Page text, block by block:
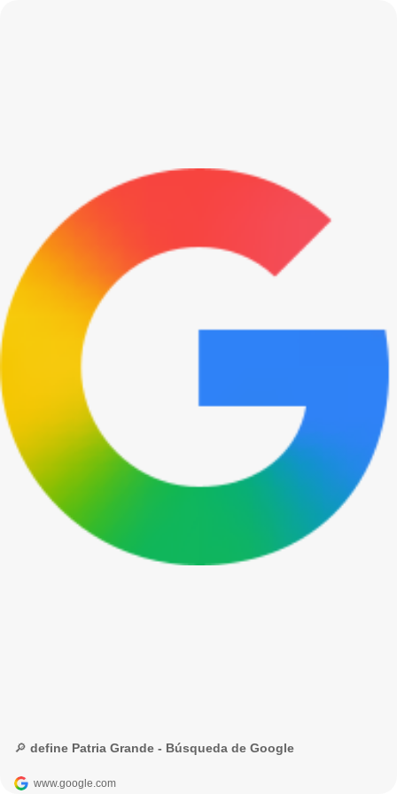
🔎 define Patria Grande - Búsqueda de Google
www.google.com